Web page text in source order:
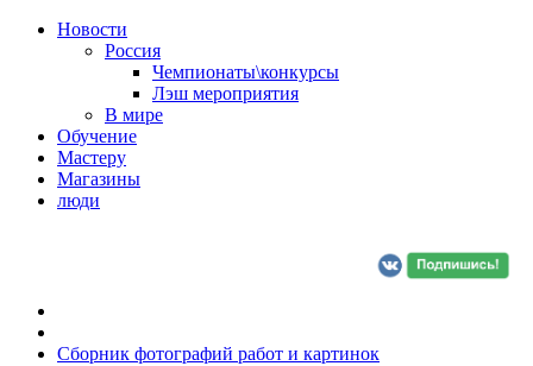
Новости
Россия
Чемпионаты\конкурсы
Лэш мероприятия
В мире
Обучение
Мастеру
Магазины
люди
Сборник фотографий работ и картинок